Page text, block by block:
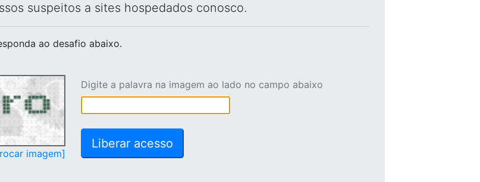
suspeitos a sites hospedados conosco.
ao desafio abaixo.
imagem]
Digite a palavra na imagem ao lado no campo abaixo